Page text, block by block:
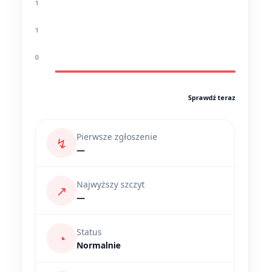
1
1
0
Sprawdź teraz
↯
Pierwsze zgłoszenie
—
↗
Najwyższy szczyt
—
◔
Status
Normalnie